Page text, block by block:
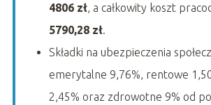
4806 zł, a całkowity koszt
5790,28 zł.
Składki na ubezpieczenia
emerytalne 9,76%, rentowe
2,45% oraz zdrowotne 9% od